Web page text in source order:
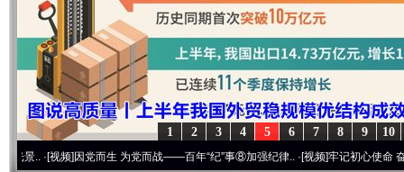
10
9
8
7
6
5
4
3
2
1
·[视频]因党而生 为党而战——百年“纪”事⑧加强纪律..·[视频]牢记初心使命 奋进复兴